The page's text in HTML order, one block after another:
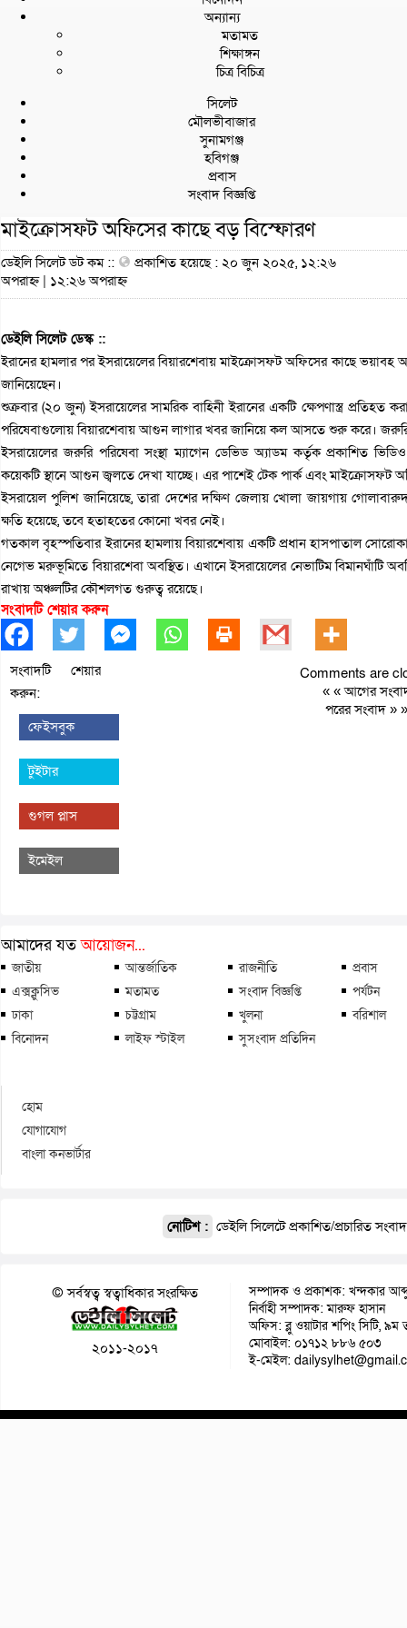
অন্যান্য
মতামত
শিক্ষাঙ্গন
চিত্র বিচিত্র
সিলেট
মৌলভীবাজার
সুনামগঞ্জ
হবিগঞ্জ
প্রবাস
সংবাদ বিজ্ঞপ্তি
মাইক্রোসফট অফিসের কাছে বড় বিস্ফোরণ
ডেইলি সিলেট ডট কম ::
প্রকাশিত হয়েছে : ২০ জুন ২০২৫, ১২:২৬
অপরাহ্ন | ১২:২৬ অপরাহ্ন
ডেইলি সিলেট ডেস্ক ::
ইরানের হামলার পর ইসরায়েলের বিয়ারশেবায় মাইক্রোসফট অফিসের কাছে ভয়াবহ
জানিয়েছেন।
শুক্রবার (২০ জুন) ইসরায়েলের সামরিক বাহিনী ইরানের একটি ক্ষেপণাস্ত্র
পরিষেবাগুলোয় বিয়ারশেবায় আগুন লাগার খবর জানিয়ে কল আসতে শুরু করে। জরুরি
ইসরায়েলের জরুরি পরিষেবা সংস্থা ম্যাগেন ডেভিড অ্যাডম কর্তৃক প্রকাশিত
কয়েকটি স্থানে আগুন জ্বলতে দেখা যাচ্ছে। এর পাশেই টেক পার্ক এবং মাইক্রোসফট
ইসরায়েল পুলিশ জানিয়েছে, তারা দেশের দক্ষিণ জেলায় খোলা জায়গায়
ক্ষতি হয়েছে, তবে হতাহতের কোনো খবর নেই।
গতকাল বৃহস্পতিবার ইরানের হামলায় বিয়ারশেবায় একটি প্রধান হাসপাতাল
নেগেভ মরুভূমিতে বিয়ারশেবা অবস্থিত। এখানে ইসরায়েলের নেভাটিম বিমানঘাঁটি
রাখায় অঞ্চলটির কৌশলগত গুরুত্ব রয়েছে।
সংবাদটি শেয়ার করুন
সংবাদটি শেয়ার
করুন:
ফেইসবুক
টুইটার
গুগল প্লাস
ইমেইল
Comments are
« «আগের
পরের সংবাদ » »
আমাদের যতআয়োজন...
জাতীয় আন্তর্জাতিক রাজনীতি
প্রবাস
এক্সক্লুসিভ
মতামত সংবাদ বিজ্ঞপ্তি
পর্যটন
ঢাকা
চট্টগ্রাম খুলনা
বরিশাল
বিনোদন
লাইফ স্টাইল সুসংবাদ প্রতিদিন
হোম
যোগাযোগ
বাংলা কনভার্টার
নোটিশ : ডেইলি সিলেটে প্রকাশিত/প্রচারিত
© সর্বস্বত্ব স্বত্বাধিকার সংরক্ষিত
২০১১-২০১৭
সম্পাদক ও প্রকাশক: খন্দকার
নির্বাহী সম্পাদক: মারুফ হাসান
অফিস: ব্লু ওয়াটার শপিং সিটি, ৯ম
মোবাইল: ০১৭১২ ৮৮৬ ৫০৩
ই-মেইল: